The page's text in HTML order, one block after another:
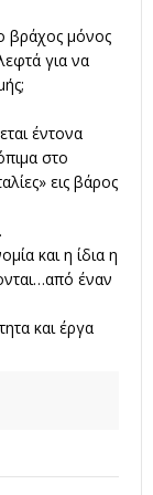
βράχος μόνος
για να
έντονα
στο
εις βάρος
και η ίδια η
έναν
και έργα